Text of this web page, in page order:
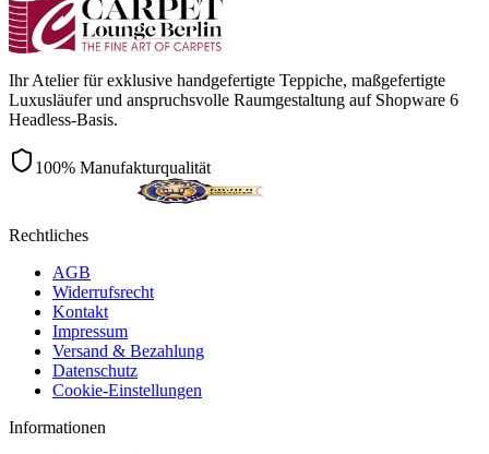
Ihr Atelier für exklusive handgefertigte Teppiche, maßgefertigte
Luxusläufer und anspruchsvolle Raumgestaltung auf Shopware 6
Headless-Basis.
100% Manufakturqualität
Rechtliches
AGB
Widerrufsrecht
Kontakt
Impressum
Versand & Bezahlung
Datenschutz
Cookie-Einstellungen
Informationen